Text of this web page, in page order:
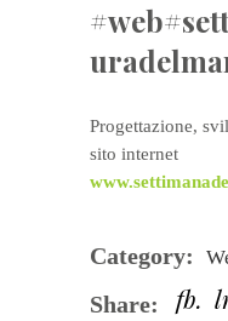
#web
Progettazione,
sito internet
Category:
Share: fb